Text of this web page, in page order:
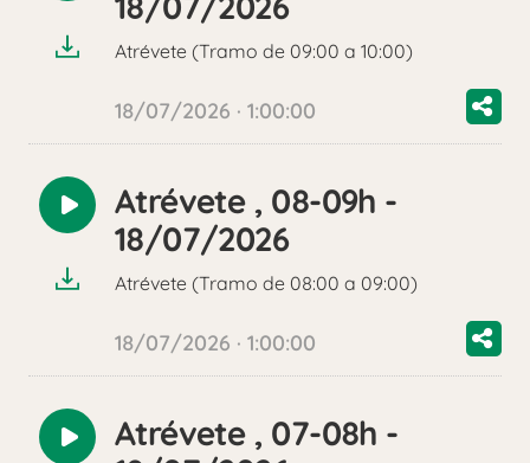
audio
Atrévete (Tramo de 09:00 a 10:00)
18/07/2026 · 1:00:00
Reproducir
audio
Atrévete , 08-09h -
18/07/2026
Atrévete (Tramo de 08:00 a 09:00)
18/07/2026 · 1:00:00
Reproducir
Atrévete , 07-08h -